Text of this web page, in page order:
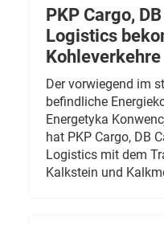
PKP Cargo,
Logistics
Kohleverkehre
Der vorwiegend im
befindliche
Energetyka
hat PKP Cargo, DB
Logistics mit dem
Kalkstein und